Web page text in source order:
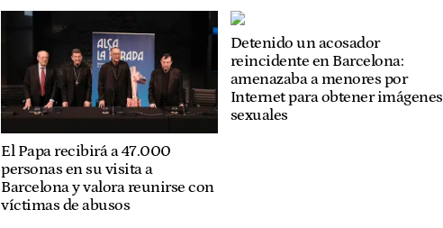
El Papa recibirá a 47.000
personas en su visita a
Barcelona y valora reunirse con
víctimas de abusos
Detenido un acosador
reincidente en Barcelona:
amenazaba a menores por
Internet para obtener imágenes
sexuales